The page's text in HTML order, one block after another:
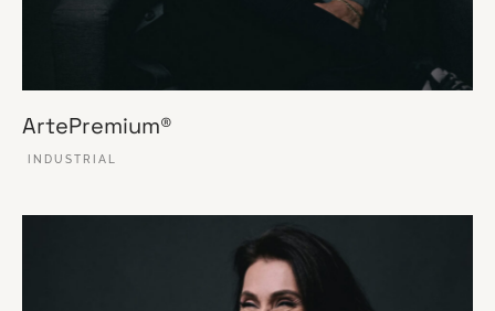
ArtePremium®
INDUSTRIAL